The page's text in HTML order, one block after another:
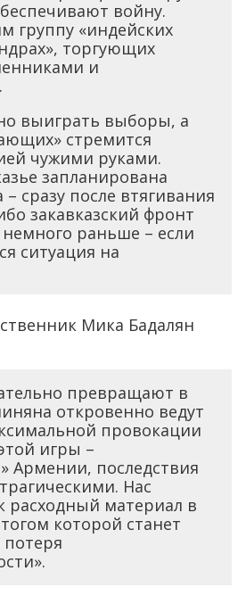
войну.
группу «индейских
торгующих
и
выиграть выборы, а
стремится
чужими руками.
запланирована
– сразу после втягивания
закавказский фронт
раньше – если
ситуация на
Мика Бадалян
превращают в
откровенно ведут
провокации
игры –
Армении, последствия
Нас
расходный материал в
которой станет
потеря